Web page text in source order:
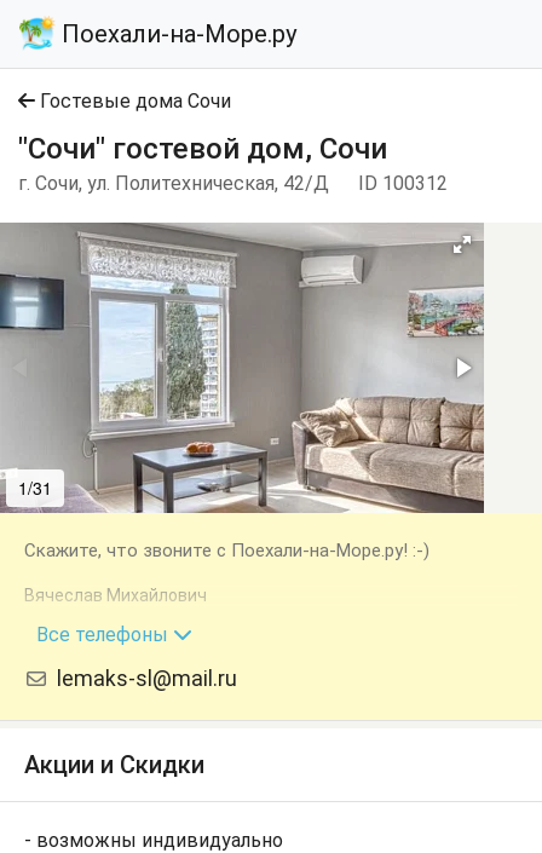
Поехали-на-Море.ру
Гостевые дома Сочи
"Сочи" гостевой дом, Сочи
г. Сочи, ул. Политехническая, 42/Д ID 100312
1/31
Скажите, что звоните с Поехали-на-Море.ру! :-)
Вячеслав Михайлович
+7 (918) 201-35-89
Все телефоны
lemaks-sl@mail.ru
Акции и Скидки
- возможны индивидуально